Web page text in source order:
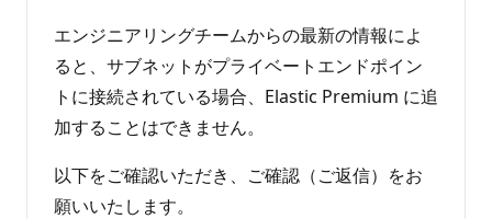
エンジニアリングチームからの最新の情報によ
ると、サブネットがプライベートエンドポイン
トに接続されている場合、Elastic Premium に追
加することはできません。
以下をご確認いただき、ご確認（ご返信）をお
願いいたします。